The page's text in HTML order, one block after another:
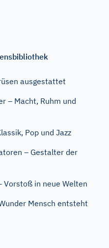
ausgestattet
– Macht, Ruhm und
Pop und Jazz
– Gestalter der
Vorstoß in neue Welten
Mensch entsteht